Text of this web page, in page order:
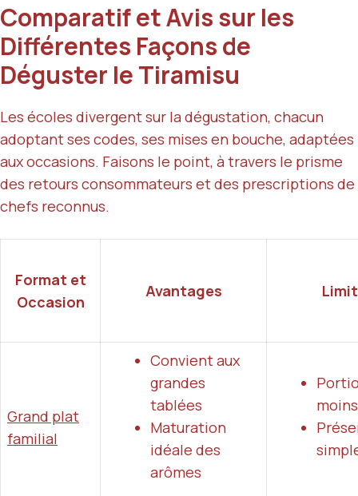
Comparatif et Avis sur les
Différentes Façons de
Déguster le Tiramisu
Les écoles divergent sur la dégustation, chacun
adoptant ses codes, ses mises en bouche, adaptées
aux occasions. Faisons le point, à travers le prisme
des retours consommateurs et des prescriptions de
chefs reconnus.
Format et
Occasion
Avantages
Grand plat
familial
Convient aux
grandes
tablées
Maturation
idéale des
arômes